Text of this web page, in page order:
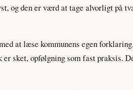
og den er værd at tage alvorligt på
at læse kommunens egen forklaring.
sket, opfølgning som fast praksis.